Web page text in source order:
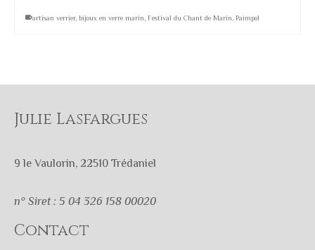
artisan verrier, bijoux en verre marin Festival du Chant de Marin Paimpol
Julie Lasfargues
9 le Vaulorin, 22510 Trédaniel
n° Siret : 5 04 326 158 00020
Contact